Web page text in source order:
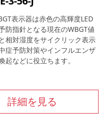
表示器は赤色の高輝度LED
防指針となる現在のWBGT値
相対湿度をサイクリック表示
症予防対策やインフルエンザ
起などに役立ちます。
詳細を見る